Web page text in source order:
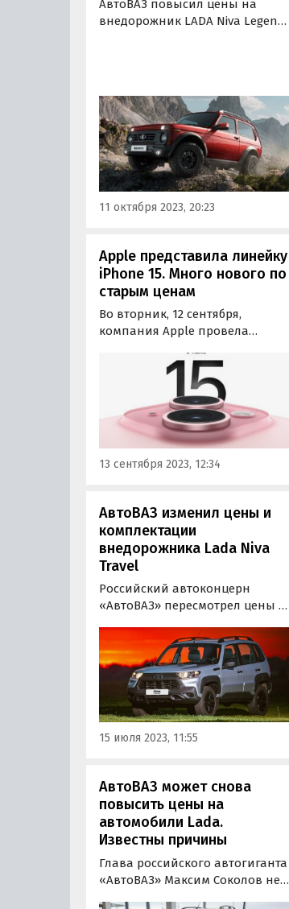
АвтоВАЗ повысил цены на
внедорожник LADA Niva Legend
сообщают «Автоновости дня».
11 октября 2023, 20:23
Apple представила линейку
iPhone 15. Много нового по
старым ценам
Во вторник, 12 сентября,
компания Apple провела
презентацию. Ее главной темой
стала премьера новой серии
смартфонов iPhone 15, в
которую вошли четыре модели:
базовые iPhone 15 и iPhone 15
Plus, а также топовые iPhone 15
Pro и…
13 сентября 2023, 12:34
АвтоВАЗ изменил цены и
комплектации
внедорожника Lada Niva
Travel
Российский автоконцерн
«АвтоВАЗ» пересмотрел цены и
LADA Niva Travel. Лишившись
одной из самых дешевых своих
версий, в двух других он
подорожал на 5 тыс. рублей,
сообщает портал «Автоновости
дня».
15 июля 2023, 11:55
АвтоВАЗ может снова
повысить цены на
автомобили Lada.
Известны причины
Глава российского автогиганта
«АвтоВАЗ» Максим Соколов не